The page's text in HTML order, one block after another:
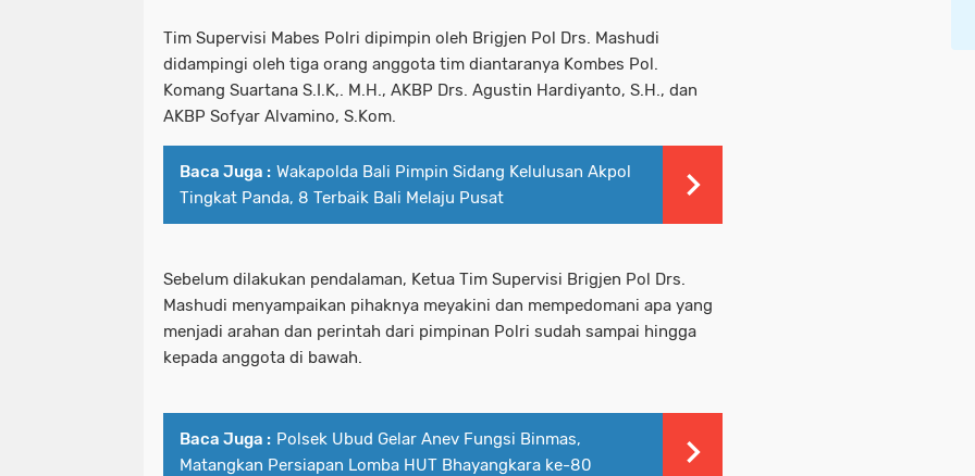
Tim Supervisi Mabes Polri dipimpin oleh Brigjen Pol Drs. Mashudi
didampingi oleh tiga orang anggota tim diantaranya Kombes Pol.
Komang Suartana S.I.K,. M.H., AKBP Drs. Agustin Hardiyanto, S.H., dan
AKBP Sofyar Alvamino, S.Kom.
Baca Juga : Wakapolda Bali Pimpin Sidang Kelulusan Akpol
Tingkat Panda, 8 Terbaik Bali Melaju Pusat
Sebelum dilakukan pendalaman, Ketua Tim Supervisi Brigjen Pol Drs.
Mashudi menyampaikan pihaknya meyakini dan mempedomani apa yang
menjadi arahan dan perintah dari pimpinan Polri sudah sampai hingga
kepada anggota di bawah.
Baca Juga : Polsek Ubud Gelar Anev Fungsi Binmas,
Matangkan Persiapan Lomba HUT Bhayangkara ke-80